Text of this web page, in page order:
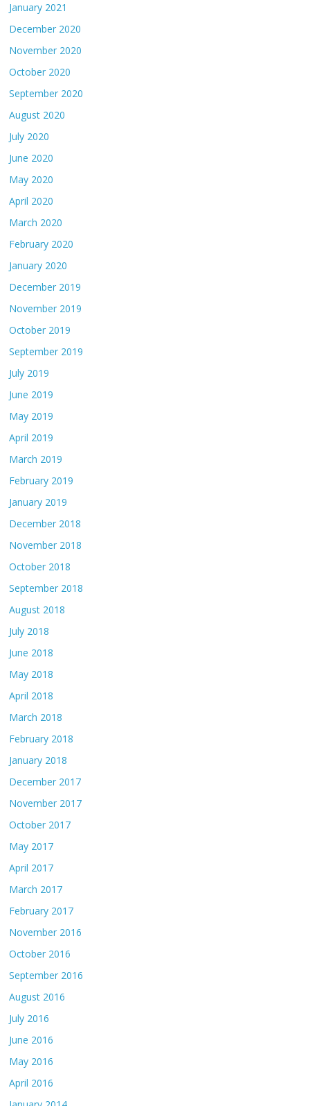
January 2021
December 2020
November 2020
October 2020
September 2020
August 2020
July 2020
June 2020
May 2020
April 2020
March 2020
February 2020
January 2020
December 2019
November 2019
October 2019
September 2019
July 2019
June 2019
May 2019
April 2019
March 2019
February 2019
January 2019
December 2018
November 2018
October 2018
September 2018
August 2018
July 2018
June 2018
May 2018
April 2018
March 2018
February 2018
January 2018
December 2017
November 2017
October 2017
May 2017
April 2017
March 2017
February 2017
November 2016
October 2016
September 2016
August 2016
July 2016
June 2016
May 2016
April 2016